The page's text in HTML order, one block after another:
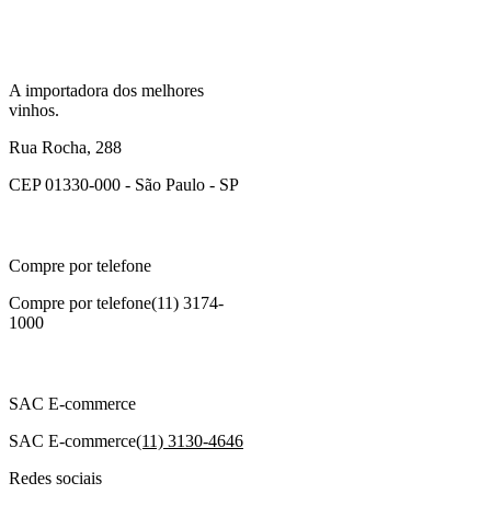
A importadora dos melhores
vinhos.
Rua Rocha, 288
CEP 01330-000 - São Paulo - SP
Compre por telefone
Compre por telefone(11) 3174-
1000
SAC E-commerce
SAC E-commerce(11) 3130-4646
Redes sociais